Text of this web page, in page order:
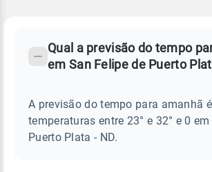
FELIPE
PUERTO
Perguntas
sobre
chuva
Qual a previsão do tempo
em San Felipe de Puerto
A previsão do tempo para amanhã
temperaturas entre 23° e 32° e 0
Puerto Plata - ND.